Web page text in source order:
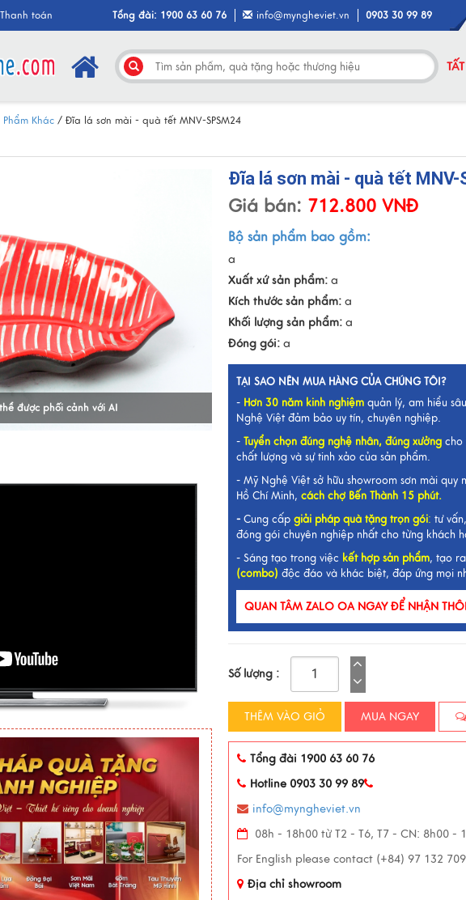
Thanh toán Tổng đài: 1900 63 60 76 info@myngheviet.vn 0903 30 99 89
Khác / Đĩa lá sơn mài - quà tết MNV-SPSM24
được phối cảnh với AI
Đĩa lá sơn mài - quà tết MNV-
Giá bán: 712.800 VNĐ
Bộ sản phẩm bao gồm:
a
Xuất xứ sản phẩm: a
Kích thước sản phẩm: a
Khối lượng sản phẩm: a
Đóng gói: a
TẠI SAO NÊN MUA HÀNG CỦA CHÚNG TÔI?
- Hơn 30 năm kinh nghiệm quản lý, am hiểu
Nghệ Việt đảm bảo uy tín, chuyên nghiệp.
-Tuyển chọn đúng nghệ nhân, đúng xưởng cho
chất lượng và sự tinh xảo của sản phẩm.
- Mỹ Nghệ Việt sở hữu showroom sơn mài quy
Hồ Chí Minh,cách chợ Bến Thành 15 phút.
-Cung cấpgiải pháp quà tặng trọn gói: tư
đóng gói chuyên nghiệp nhất cho từng khách
- Sáng tạo trong việc kết hợp sản phẩm, tạo
(combo) độc đáo và khác biệt, đáp ứng mọi
QUAN TÂM ZALO OA NGAY ĐỂ NHẬN
Số lượng :
THÊM VÀO GIỎ MUA NGAY
Tổng đài 1900 63 60 76
Hotline 0903 30 99 89
info@myngheviet.vn
08h - 18h00 từ T2 - T6, T7 - CN: 8h00 -
For English please contact (+84) 97 132
Địa chỉ showroom